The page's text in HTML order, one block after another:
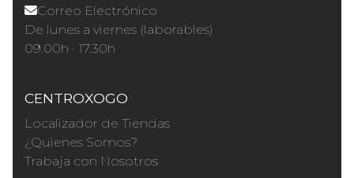
Correo Electrónico
De lunes a viernes (laborables)
09.00h · 17.30h
CENTROXOGO
Localizador de Tiendas
¿Quienes Somos?
Trabaja con Nosotros